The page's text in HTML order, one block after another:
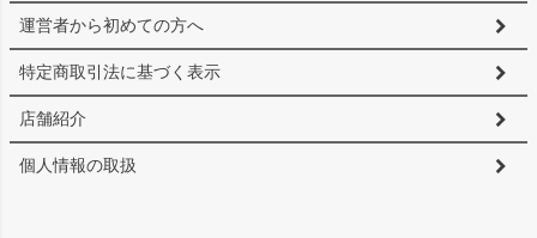
運営者から初めての方へ
特定商取引法に基づく表示
店舗紹介
個人情報の取扱